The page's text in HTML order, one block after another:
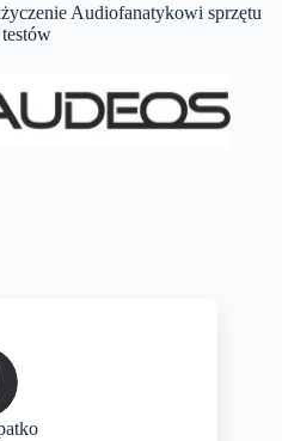
Audiofanatykowi sprzętu